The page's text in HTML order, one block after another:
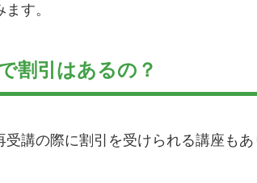
す。
割引はあるの？
講の際に割引を受けられる講座もあ